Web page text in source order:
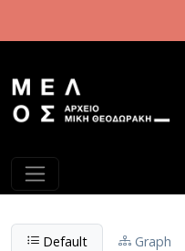
Default Graph